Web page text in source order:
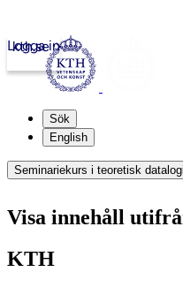
kth.se
Logga in
Sök
English
Seminariekurs i teoretisk
Visa innehåll
KTH